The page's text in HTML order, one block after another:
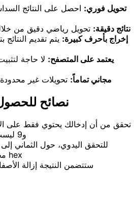
تحويل فوري: احصل على النتائج
نتائج دقيقة: تحويل رياضي دقيق من
إخراج بأحرف كبيرة: يتم تقديم
يعتمد على المتصفح: لا حاجة
مجاني تماماً: تحويلات غير
نصائح
و9 ليست أرقاماً ثمانية صالحة
للتحقق اليدوي، حول الثماني
مجموعات من 4 بتات لـ hex
ستتضمن النتيجة إزالة